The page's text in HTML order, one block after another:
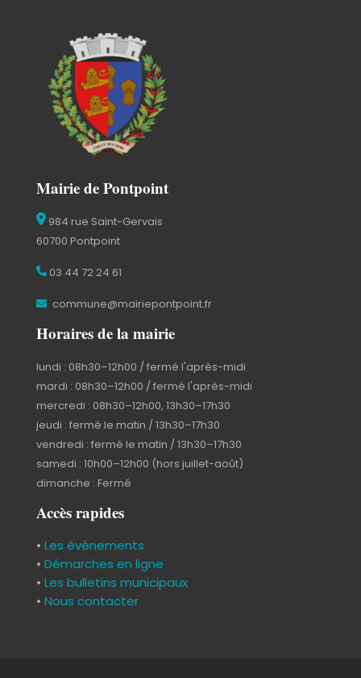
Mairie de Pontpoint
984 rue Saint-Gervais
60700 Pontpoint
03 44 72 24 61
commune@mairiepontpoint.fr
Horaires de la mairie
lundi : 08h30–12h00 / fermé l'après-midi
mardi : 08h30–12h00 / fermé l'après-midi
mercredi : 08h30–12h00, 13h30–17h30
jeudi : fermé le matin / 13h30–17h30
vendredi : fermé le matin / 13h30–17h30
samedi : 10h00–12h00 (hors juillet-août)
dimanche : Fermé
Accès rapides
• Les évènements
• Démarches en ligne
• Les bulletins municipaux
• Nous contacter